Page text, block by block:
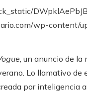
, un anuncio de la
Lo llamativo de
por inteligencia